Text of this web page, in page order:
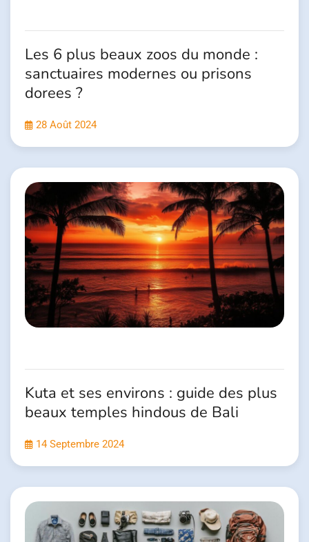
Les 6 plus beaux zoos du monde :
sanctuaires modernes ou prisons
dorees ?
28 Août 2024
Kuta et ses environs : guide des plus
beaux temples hindous de Bali
14 Septembre 2024